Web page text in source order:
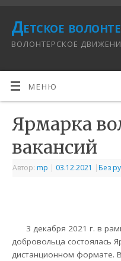
Детское
ВОЛОНТЕРСКОЕ
МЕНЮ
Ярмарка
вакансий
Автор: mp | 03.12.2021 | Без
3 декабря 2021 г. в
добровольца состоялась
дистанционном формате.